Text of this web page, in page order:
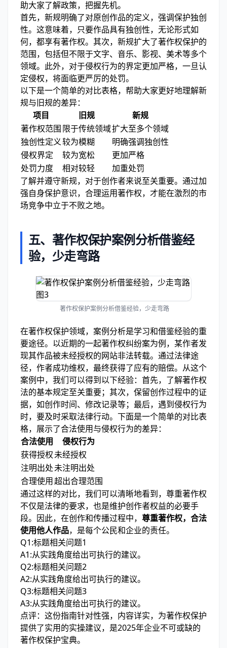
助大家了解政策，把握先机。
首先，新规明确了对原创作品的定义，强调保护独创
性。这意味着，只要作品具有独创性，无论形式如
何，都享有著作权。其次，新规扩大了著作权保护的
范围，包括但不限于文字、音乐、影视、美术等多个
领域。此外，对于侵权行为的界定更加严格，一旦认
定侵权，将面临更严厉的处罚。
以下是一个简单的对比表格，帮助大家更好地理解新
规与旧规的差异：
项目
旧规
新规
著作权范围限于传统领域扩大至多个领域
独创性定义较为模糊
明确强调独创性
侵权界定
较为宽松
更加严格
处罚力度
相对较轻
加重处罚
了解并遵守新规，对于创作者来说至关重要。通过加
强自身保护意识，合理运用著作权，才能在激烈的市
场竞争中立于不败之地。
五、著作权保护案例分析借鉴经
验，少走弯路
著作权保护案例分析借鉴经验，少走弯路
在著作权保护领域，案例分析是学习和借鉴经验的重
要途径。以近期的一起著作权纠纷案为例，某作者发
现其作品被未经授权的网站非法转载。通过法律途
径，作者成功维权，最终获得了应有的赔偿。从这个
案例中，我们可以得到以下经验：首先，了解著作权
法的基本规定至关重要；其次，保留创作过程中的证
据，如创作时间、修改记录等；最后，遇到侵权行为
时，要及时采取法律行动。下面是一个简单的对比表
格，展示了合法使用与侵权行为的差异：
合法使用
侵权行为
获得授权未经授权
注明出处未注明出处
合理使用超出合理范围
通过这样的对比，我们可以清晰地看到，尊重著作权
不仅是法律的要求，也是维护创作者权益的必要手
段。因此，在创作和传播过程中， 尊重著作权，合法
使用他人作品，是每个公民和企业的责任。
Q1:标题相关问题1
A1:从实践角度给出可执行的建议。
Q2:标题相关问题2
A2:从实践角度给出可执行的建议。
Q3:标题相关问题3
A3:从实践角度给出可执行的建议。
点评：这份指南针对性强，内容详实，为著作权保护
提供了实用的实操建议，是2025年企业不可或缺的
著作权保护宝典。